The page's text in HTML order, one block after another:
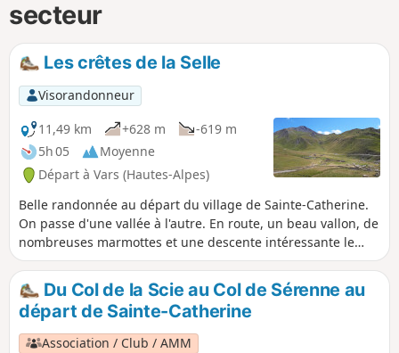
secteur
Les crêtes de la Selle
Visorandonneur
11,49 km
+628 m
-619 m
5h 05
Moyenne
Départ à Vars (Hautes-Alpes)
Belle randonnée au départ du village de Sainte-Catherine.
On passe d'une vallée à l'autre. En route, un beau vallon, de
nombreuses marmottes et une descente intéressante le
long du torrent de Chagnon.
Du Col de la Scie au Col de Sérenne au
départ de Sainte-Catherine
Association / Club / AMM